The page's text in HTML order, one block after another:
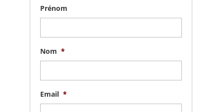
Prénom
Nom *
Email *